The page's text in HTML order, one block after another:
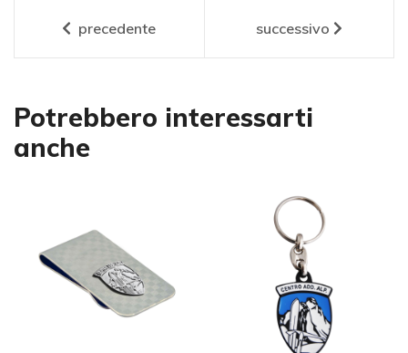
precedente successivo
Potrebbero interessarti
anche